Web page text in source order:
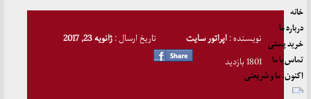
نویسنده :اپراتور سایت تاریخ ارسال :ژانویه 23, 2017
1801 بازدید
خانه
درباره ما
خرید پستی
تماس با ما
اکنون، ما و شریعتی